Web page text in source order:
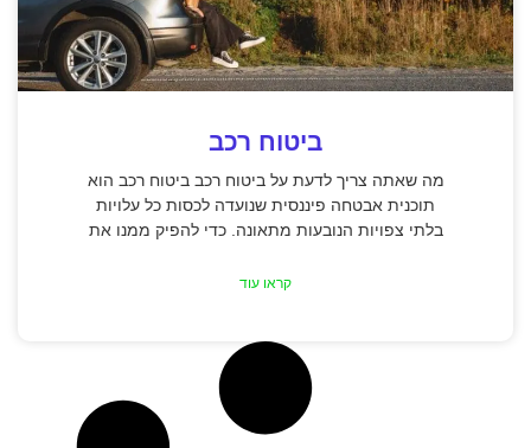
ביטוח רכב
מה שאתה צריך לדעת על ביטוח רכב ביטוח רכב הוא
תוכנית אבטחה פיננסית שנועדה לכסות כל עלויות
בלתי צפויות הנובעות מתאונה. כדי להפיק ממנו את
קראו עוד